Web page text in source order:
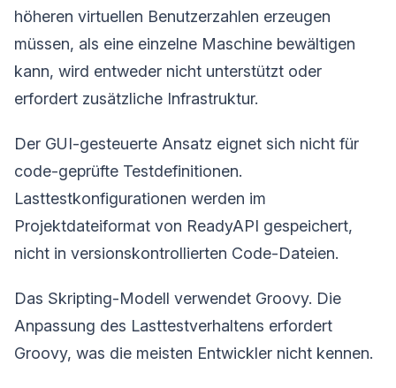
höheren virtuellen Benutzerzahlen erzeugen
müssen, als eine einzelne Maschine bewältigen
kann, wird entweder nicht unterstützt oder
erfordert zusätzliche Infrastruktur.
Der GUI-gesteuerte Ansatz eignet sich nicht für
code-geprüfte Testdefinitionen.
Lasttestkonfigurationen werden im
Projektdateiformat von ReadyAPI gespeichert,
nicht in versionskontrollierten Code-Dateien.
Das Skripting-Modell verwendet Groovy. Die
Anpassung des Lasttestverhaltens erfordert
Groovy, was die meisten Entwickler nicht kennen.